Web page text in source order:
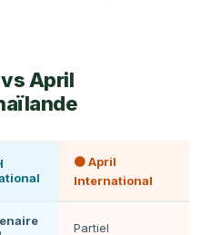
April
🟠 April
International
Partiel